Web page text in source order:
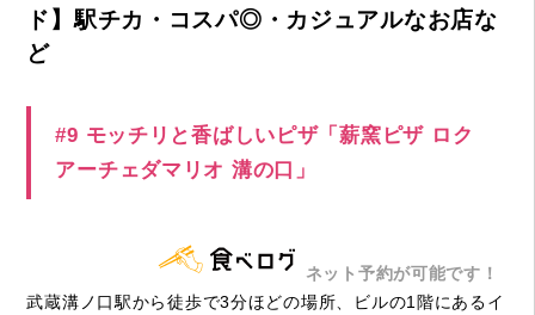
ド】駅チカ・コスパ◎・カジュアルなお店な
ど
#9 モッチリと香ばしいピザ「薪窯ピザ ロク
アーチェダマリオ 溝の口」
ネット予約が可能です！
武蔵溝ノ口駅から徒歩で3分ほどの場所、ビルの1階にあるイ